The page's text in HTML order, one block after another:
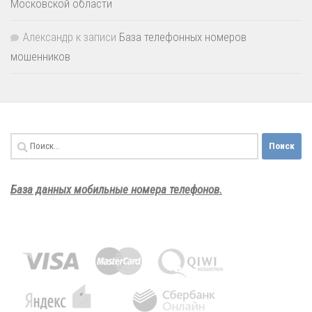
Московской области
Александр к записи База телефонных номеров
мошенников
Найти:
База данных мобильные номера телефонов.